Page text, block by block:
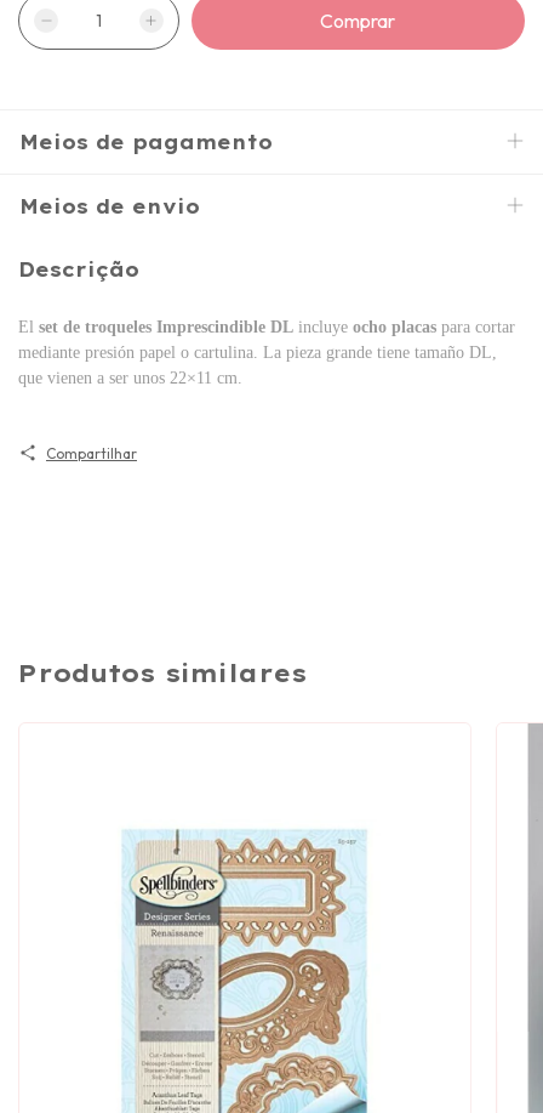
Meios de pagamento
Meios de envio
Descrição
El set de troqueles Imprescindible DL incluye ocho placas para cortar
mediante presión papel o cartulina. La pieza grande tiene tamaño DL,
que vienen a ser unos 22×11 cm.
Compartilhar
Produtos similares